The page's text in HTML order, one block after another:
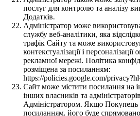
послуг для контролю та аналізу
Додатків.
Адміністратор може
службу веб-аналітики, яка
трафік Сайту та може
контекстуалізації і
рекламної мережі. Політика
розміщена за посиланням:
https://policies.google.com/
Сайт може містити посилання на
інших власників та
Адміністратором. Якщо Покупець
посиланням, його буде спрямовано